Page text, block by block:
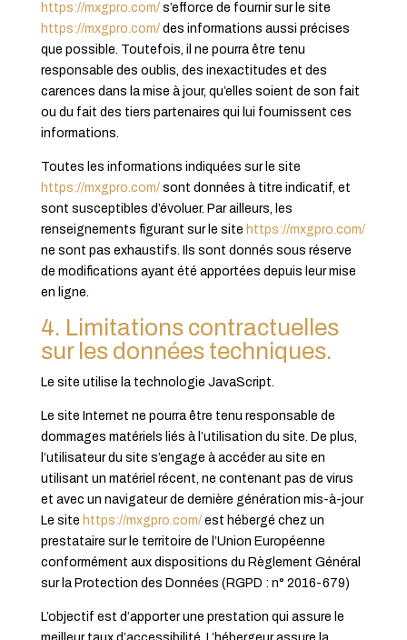
https://mxgpro.com/s’efforce de fournir sur le site
https://mxgpro.com/des informations aussi précises
que possible. Toutefois, il ne pourra être tenu
responsable des oublis, des inexactitudes et des
carences dans la mise à jour, qu’elles soient de son fait
ou du fait des tiers partenaires qui lui fournissent ces
informations.
Toutes les informations indiquées sur le site
https://mxgpro.com/sont données à titre indicatif, et
sont susceptibles d’évoluer. Par ailleurs, les
renseignements figurant sur le site https://mxgpro.com/
ne sont pas exhaustifs. Ils sont donnés sous réserve
de modifications ayant été apportées depuis leur mise
en ligne.
4. Limitations contractuelles
sur les données techniques.
Le site utilise la technologie JavaScript.
Le site Internet ne pourra être tenu responsable de
dommages matériels liés à l’utilisation du site. De plus,
l’utilisateur du site s’engage à accéder au site en
utilisant un matériel récent, ne contenant pas de virus
et avec un navigateur de dernière génération mis-à-jour
Le site https://mxgpro.com/est hébergé chez un
prestataire sur le territoire de l’Union Européenne
conformément aux dispositions du Règlement Général
sur la Protection des Données (RGPD : n° 2016-679)
L’objectif est d’apporter une prestation qui assure le